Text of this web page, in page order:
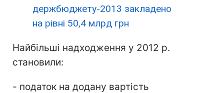
держбюджету-2013 закладено
на рівні 50,4 млрд грн
Найбільші надходження у 2012 р.
становили:
- податок на додану вартість